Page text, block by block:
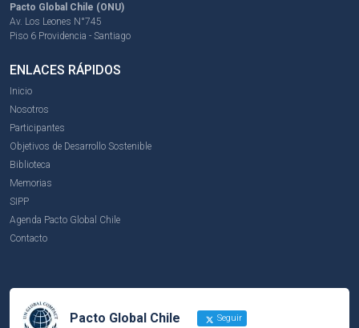
Pacto Global Chile (ONU)
Av. Los Leones N°745
Piso 6 Providencia - Santiago
ENLACES RÁPIDOS
Inicio
Nosotros
Participantes
Objetivos de Desarrollo Sostenible
Biblioteca
Memorias
SIPP
Agenda Pacto Global Chile
Contacto
Pacto Global Chile Seguir